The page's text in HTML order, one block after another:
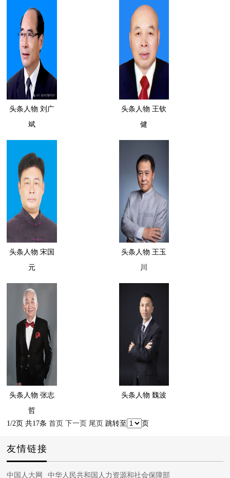
头条人物 刘广
斌
头条人物 王钦
健
头条人物 宋国
元
头条人物 王玉
川
头条人物 张志
哲
头条人物 魏波
1/2页 共17条首页 下一页 尾页 跳转至 页
友情链接
中国人大网 中华人民共和国人力资源和社会保障部